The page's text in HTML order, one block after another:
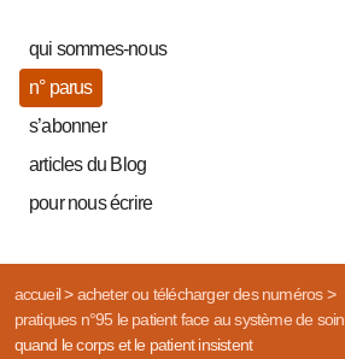
qui sommes-nous
n° parus
s’abonner
articles du Blog
pour nous écrire
accueil> acheter ou télécharger des numéros>
pratiques n°95 le patient face au système de soin
quand le corps et le patient insistent